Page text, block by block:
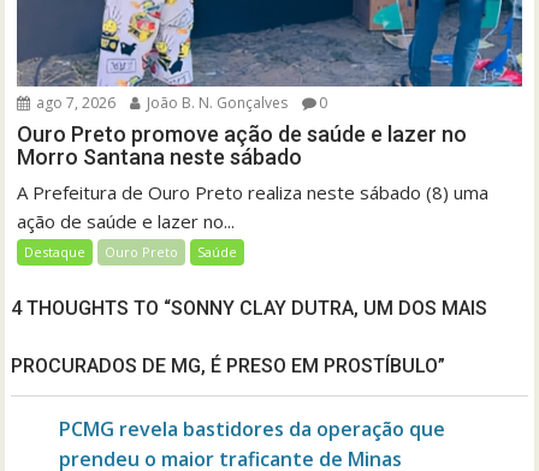
ago 7, 2026 João B. N. Gonçalves 0
Ouro Preto promove ação de saúde e lazer no
Morro Santana neste sábado
A Prefeitura de Ouro Preto realiza neste sábado (8) uma
ação de saúde e lazer no...
Destaque Ouro Preto Saúde
4 THOUGHTS TO “SONNY CLAY DUTRA, UM DOS MAIS
PROCURADOS DE MG, É PRESO EM PROSTÍBULO”
PCMG revela bastidores da operação que
prendeu o maior traficante de Minas